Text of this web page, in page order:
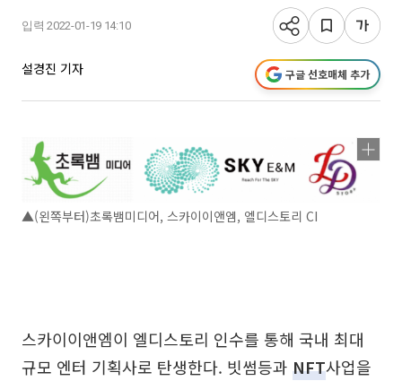
입력 2022-01-19 14:10
설경진 기자 구글 선호매체 추가
▲(왼쪽부터)초록뱀미디어, 스카이이앤엠, 엘디스토리 CI
스카이이앤엠이 엘디스토리 인수를 통해 국내 최대
규모 엔터 기획사로 탄생한다. 빗썸등과 NFT사업을